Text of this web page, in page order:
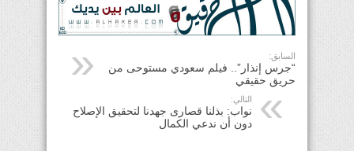
السابق:
“جرس إنذار”.. فيلم سعودي مستوحى من
حريق حقيقي
التالي:
نواب: بذلنا قصارى جهدنا لتحقيق الإصلاح
دون أن ندعي الكمال